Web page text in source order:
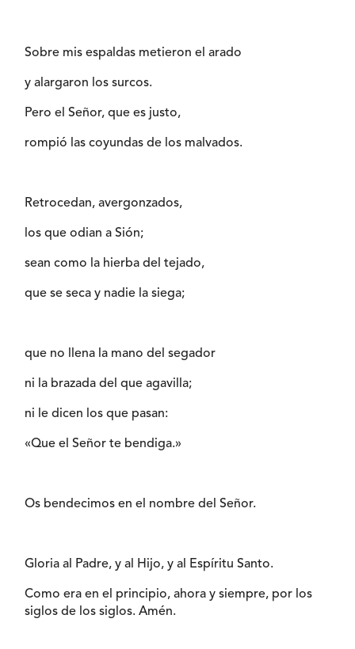
Sobre mis espaldas metieron el arado
y alargaron los surcos.
Pero el Señor, que es justo,
rompió las coyundas de los malvados.
Retrocedan, avergonzados,
los que odian a Sión;
sean como la hierba del tejado,
que se seca y nadie la siega;
que no llena la mano del segador
ni la brazada del que agavilla;
ni le dicen los que pasan:
«Que el Señor te bendiga.»
Os bendecimos en el nombre del Señor.
Gloria al Padre, y al Hijo, y al Espíritu Santo.
Como era en el principio, ahora y siempre, por los
siglos de los siglos. Amén.